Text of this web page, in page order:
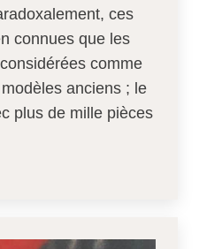
ces
connues que les
comme
anciens ; le
plus de mille pièces